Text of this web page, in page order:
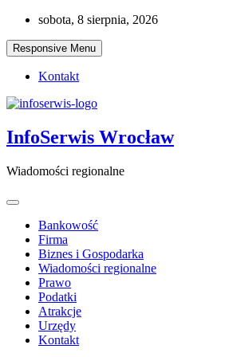
Skip
content
sobota, 8 sierpnia, 2026
Responsive Menu
Kontakt
InfoSerwis Wrocław
Wiadomości regionalne
Bankowość
Firma
Biznes i Gospodarka
Wiadomości regionalne
Prawo
Podatki
Atrakcje
Urzędy
Kontakt